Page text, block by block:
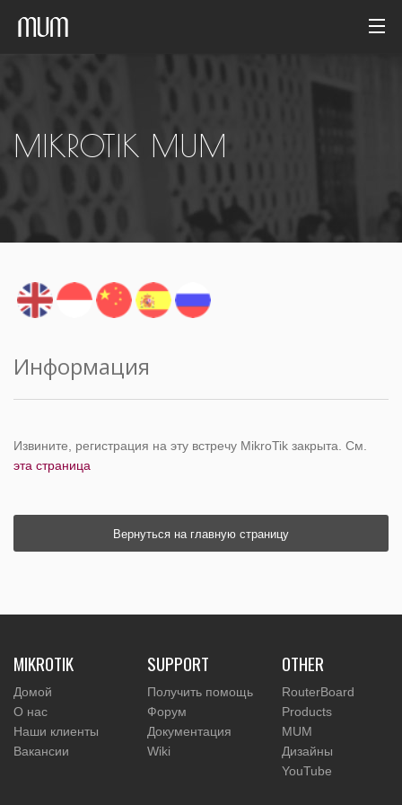
Архив
MIKROTIK MUM
Информация
Извините, регистрация на эту встречу MikroTik закрыта. См.
эта страница
Вернуться на главную страницу
MIKROTIK
Домой
О нас
Наши клиенты
Вакансии
SUPPORT
Получить помощь
Форум
Документация
Wiki
OTHER
RouterBoard
Products
MUM
Дизайны
YouTube